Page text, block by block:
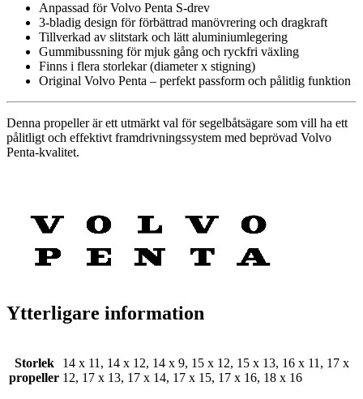
Anpassad för Volvo Penta S-drev
3-bladig design för förbättrad manövrering och dragkraft
Tillverkad av slitstark och lätt aluminiumlegering
Gummibussning för mjuk gång och ryckfri växling
Finns i flera storlekar (diameter x stigning)
Original Volvo Penta – perfekt passform och pålitlig funktion
Denna propeller är ett utmärkt val för segelbåtsägare som vill ha ett
pålitligt och effektivt framdrivningssystem med beprövad Volvo
Penta-kvalitet.
Ytterligare information
Storlek
propeller
14 x 11, 14 x 12, 14 x 9, 15 x 12, 15 x 13, 16 x 11, 17 x
12, 17 x 13, 17 x 14, 17 x 15, 17 x 16, 18 x 16